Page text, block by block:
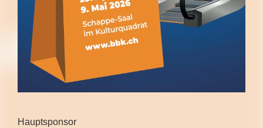
Hauptsponsor